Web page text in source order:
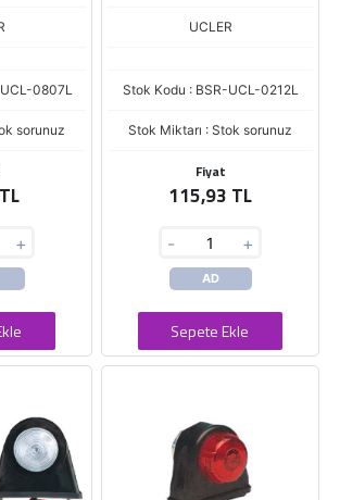
0807L
sorunuz
+
UCLER
Stok Kodu : BSR-UCL-0212L
Stok Miktarı : Stok sorunuz
Fiyat
115,93 TL
- +
AD
Sepete Ekle